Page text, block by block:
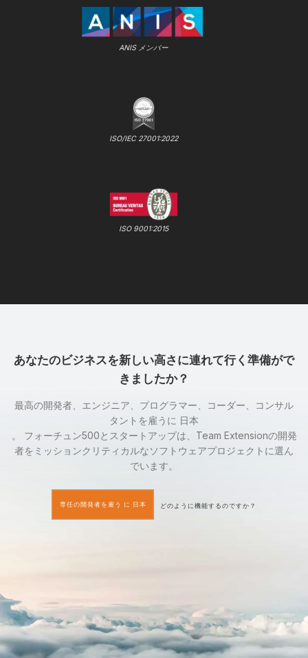
ANIS メンバー
ISO/IEC 27001:2022
ISO 9001:2015
あなたのビジネスを新しい高さに連れて行く準備がで
きましたか？
最高の開発者、エンジニア、プログラマー、コーダー、コンサル
タントを雇うに 日本
。 フォーチュン500とスタートアップは、Team Extensionの開発
者をミッションクリティカルなソフトウェアプロジェクトに選ん
でいます。
専任の開発者を雇う に 日本 どのように機能するのですか？